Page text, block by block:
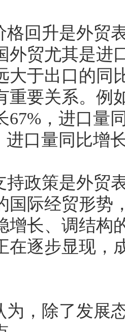
回升是外贸表
外贸尤其是进
大于出口的同
重要关系。例
67%，进口量
进口量同比增
政策是外贸表
国际经贸形势
增长、调结构
在逐步显现，
，除了发展态